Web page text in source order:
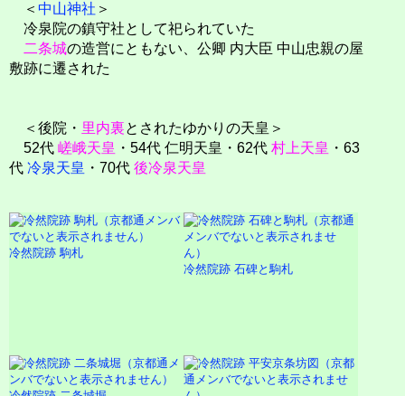
＜ 中山神社 ＞
冷泉院の鎮守社として祀られていた
二条城の造営にともない、公卿 内大臣 中山忠親の屋
敷跡に遷された
＜後院・ 里内裏とされたゆかりの天皇＞
52代 嵯峨天皇 ・54代 仁明天皇・62代 村上天皇 ・63
代 冷泉天皇 ・70代 後冷泉天皇
冷然院跡 駒札
冷然院跡 石碑と駒札